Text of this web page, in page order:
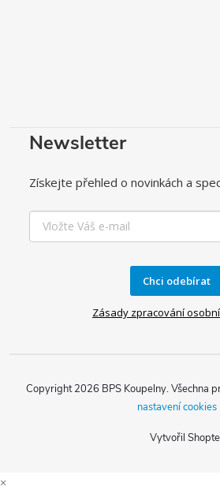
Newsletter
Získejte přehled o novinkách a
Chci odebírat
Zásady zpracování
Vytvořil
Copyright 2026 BPS Koupelny. Všechna
nastavení cookies
×